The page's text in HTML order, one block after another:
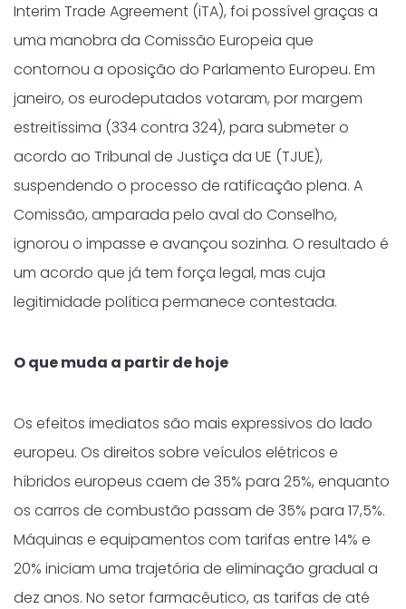
Interim Trade Agreement (iTA), foi possível graças a
uma manobra da Comissão Europeia que
contornou a oposição do Parlamento Europeu. Em
janeiro, os eurodeputados votaram, por margem
estreitíssima (334 contra 324), para submeter o
acordo ao Tribunal de Justiça da UE (TJUE),
suspendendo o processo de ratificação plena. A
Comissão, amparada pelo aval do Conselho,
ignorou o impasse e avançou sozinha. O resultado é
um acordo que já tem força legal, mas cuja
legitimidade política permanece contestada.
O que muda a partir de hoje
Os efeitos imediatos são mais expressivos do lado
europeu. Os direitos sobre veículos elétricos e
híbridos europeus caem de 35% para 25%, enquanto
os carros de combustão passam de 35% para 17,5%.
Máquinas e equipamentos com tarifas entre 14% e
20% iniciam uma trajetória de eliminação gradual a
dez anos. No setor farmacêutico, as tarifas de até